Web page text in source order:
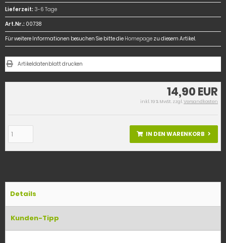
14,90 EUR
inkl. 19 % MwSt. zzgl.Versandkosten
IN DEN WARENKORB
Lieferzeit: 3-6 Tage
Art.Nr.: 00738
Für weitere Informationen besuchen Sie bitte die Homepage zu diesem Artikel.
Artikeldatenblatt drucken
Details
Kunden-Tipp